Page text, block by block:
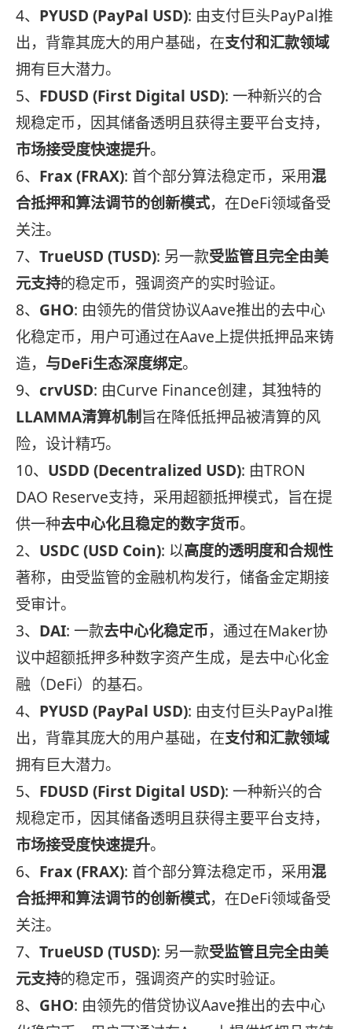
4、 PYUSD (PayPal USD): 由支付巨头PayPal推
出，背靠其庞大的用户基础，在支付和汇款领域
拥有巨大潜力。
5、 FDUSD (First Digital USD): 一种新兴的合
规稳定币，因其储备透明且获得主要平台支持，
市场接受度快速提升。
6、 Frax (FRAX): 首个部分算法稳定币，采用混
合抵押和算法调节的创新模式，在DeFi领域备受
关注。
7、 TrueUSD (TUSD): 另一款受监管且完全由美
元支持的稳定币，强调资产的实时验证。
8、 GHO: 由领先的借贷协议Aave推出的去中心
化稳定币，用户可通过在Aave上提供抵押品来铸
造， 与DeFi生态深度绑定。
9、 crvUSD: 由Curve Finance创建，其独特的
LLAMMA清算机制旨在降低抵押品被清算的风
险，设计精巧。
10、 USDD (Decentralized USD): 由TRON
DAO Reserve支持，采用超额抵押模式，旨在提
供一种去中心化且稳定的数字货币。
2、 USDC (USD Coin): 以高度的透明度和合规性
著称，由受监管的金融机构发行，储备金定期接
受审计。
3、 DAI: 一款去中心化稳定币，通过在Maker协
议中超额抵押多种数字资产生成，是去中心化金
融（DeFi）的基石。
4、 PYUSD (PayPal USD): 由支付巨头PayPal推
出，背靠其庞大的用户基础，在支付和汇款领域
拥有巨大潜力。
5、 FDUSD (First Digital USD): 一种新兴的合
规稳定币，因其储备透明且获得主要平台支持，
市场接受度快速提升。
6、 Frax (FRAX): 首个部分算法稳定币，采用混
合抵押和算法调节的创新模式，在DeFi领域备受
关注。
7、 TrueUSD (TUSD): 另一款受监管且完全由美
元支持的稳定币，强调资产的实时验证。
8、 GHO: 由领先的借贷协议Aave推出的去中心